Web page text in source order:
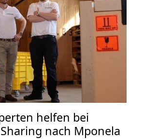
helfen bei
nach Mponela